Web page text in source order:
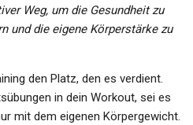
Weg, um die Gesundheit zu
und die eigene Körperstärke zu
den Platz, den es verdient.
in dein Workout, sei es
mit dem eigenen Körpergewicht.